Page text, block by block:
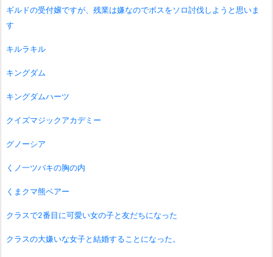
ギルドの受付嬢ですが、残業は嫌なのでボスをソロ討伐しようと思いま
す
キルラキル
キングダム
キングダムハーツ
クイズマジックアカデミー
グノーシア
くノ一ツバキの胸の内
くまクマ熊ベアー
クラスで2番目に可愛い女の子と友だちになった
クラスの大嫌いな女子と結婚することになった。